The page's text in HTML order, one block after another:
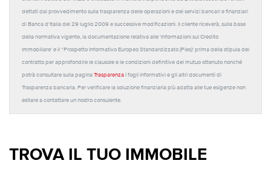
dettati dal provvedimento sulla trasparenza delle operazioni e dei servizi bancari e finanziari
di Banca d'Italia del 29 luglio 2009 e successive modificazioni. Il cliente riceverà, sulla base
della normativa vigente, la documentazione relativa alle 'Informazioni sul Credito
Immobiliare' e il “Prospetto Informativo Europeo Standardizzato (Pies)' prima della stipula del
contratto per approfondire le clausole e le condizioni definitive del mutuo ottenuto nonché
potrà consultare sulla pagina Trasparenza i fogli informativi e gli altri documenti di
Trasparenza bancaria. Per verificare la soluzione finanziaria più adatta alle tue esigenze non
esitare a contattare un nostro consulente.
TROVA IL TUO IMMOBILE